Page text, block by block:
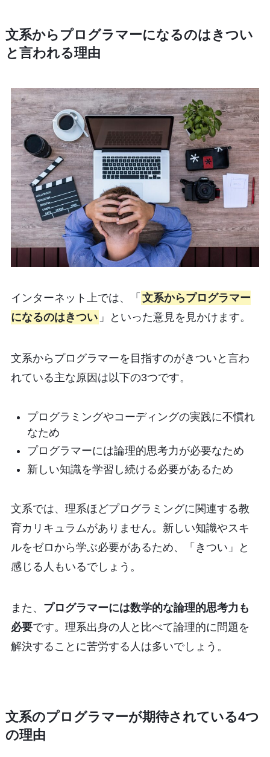
文系からプログラマーになるのはきつい
と言われる理由
インターネット上では、「 文系からプログラマー
になるのはきつい 」といった意見を見かけます。
文系からプログラマーを目指すのがきついと言わ
れている主な原因は以下の3つです。
プログラミングやコーディングの実践に不慣れ
なため
プログラマーには論理的思考力が必要なため
新しい知識を学習し続ける必要があるため
文系では、理系ほどプログラミングに関連する教
育カリキュラムがありません。新しい知識やスキ
ルをゼロから学ぶ必要があるため、「きつい」と
感じる人もいるでしょう。
また、 プログラマーには数学的な論理的思考力も
必要です。理系出身の人と比べて論理的に問題を
解決することに苦労する人は多いでしょう。
文系のプログラマーが期待されている4つ
の理由